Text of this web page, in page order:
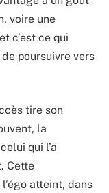
voire une
c’est ce qui
poursuivre vers
tire son
la
qui l’a
Cette
atteint, dans